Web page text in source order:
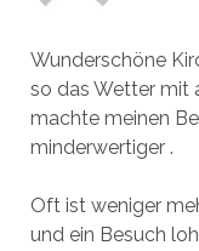
Wunderschöne
so das Wetter mit
machte meinen
minderwertiger .
Oft ist weniger
und ein Besuch